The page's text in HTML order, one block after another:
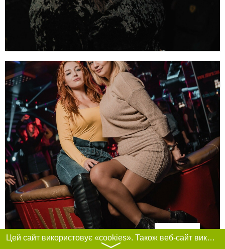
Фільтри
Цей сайт використовує «cookies». Також веб-сайт використовує інтернет-сервіс для збору технічних даних стосовно відвідувачів з метою отримання маркетингової та статистичної інформації. Умови обробки даних відвідувачів сайту див.
〉